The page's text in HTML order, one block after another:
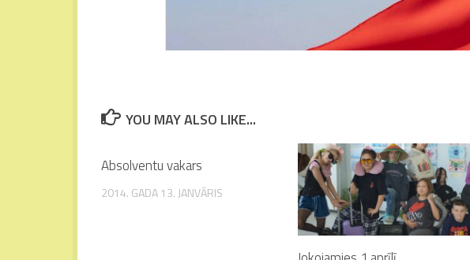
YOU MAY ALSO LIKE...
Absolventu vakars
2014. GADA 13. JANVĀRIS